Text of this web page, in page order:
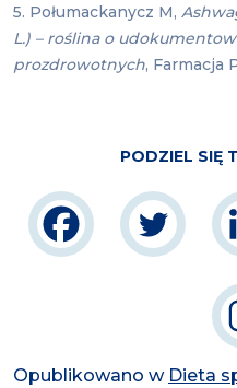
5. Połumackanycz M,
L.) – roślina o
prozdrowotnych, Farmacja
PODZIEL SIĘ
Opublikowano w Dieta